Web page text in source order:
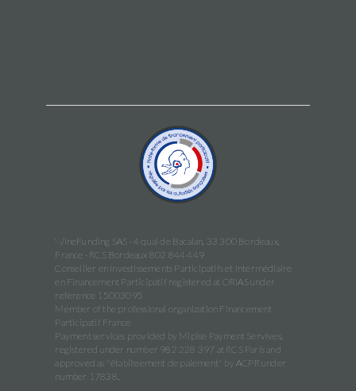
WineFunding SAS · 4 quai de Bacalan, 33 300 Bordeaux,
France · RCS Bordeaux 802 844 449
Conseiller en Investissements Participatifs et Intermédiaire
en Financement Participatif registered at ORIAS under
reference 15003095
Member of the professional organization Financement
Participatif France
Payment services provided by Mipise Payment Servives,
registered under number 982 228 397 at RCS Paris and
approved as "établissement de paiement" by ACPR under
number 17838.